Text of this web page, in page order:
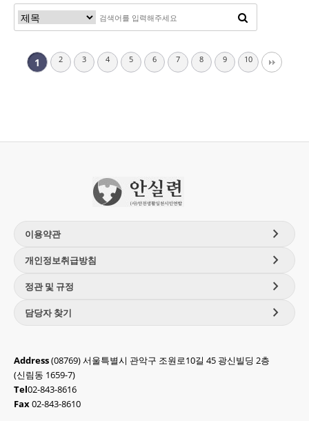
1 2 3 4 5 6 7 8 9 10
이용약관 chevron_right
개인정보취급방침 chevron_right
정관 및 규정 chevron_right
담당자 찾기 chevron_right
Address(08769) 서울특별시 관악구 조원로10길 45 광신빌딩 2층
(신림동 1659-7)
Tel02-843-8616
Fax02-843-8610